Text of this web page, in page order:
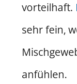
vorteilhaft.
sehr fein,
anfühlen.